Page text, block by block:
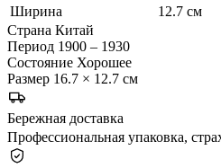
Ширина
12.7 см
Страна Китай
Период 1900 – 1930
Состояние Хорошее
Размер 16.7 × 12.7 см
Бережная доставка
Профессиональная упаковка,